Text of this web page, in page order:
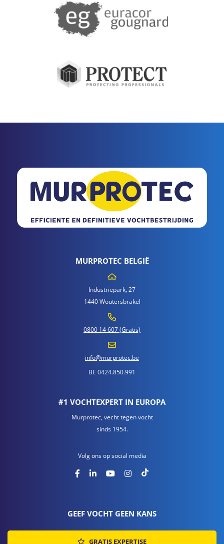
MURPROTEC BELGIË
Industriepark, 27
1440 Woutersbrakel
0800 14 607 (Gratis)
info@murprotec.be
BE 0424.850.991
#1 VOCHTEXPERT IN EUROPA
Murprotec, vecht tegen vocht
sinds 1954.
Volg ons op social media
GEEF VOCHT GEEN KANS
GRATIS EXPERTISE